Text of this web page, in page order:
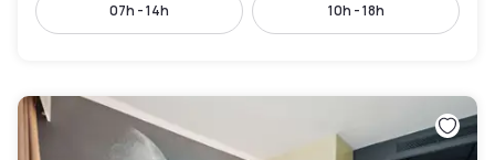
07h - 14h 10h - 18h